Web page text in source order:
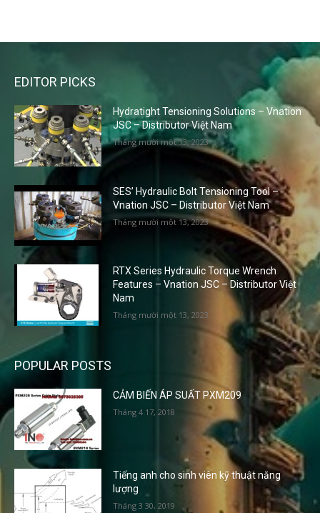
EDITOR PICKS
Hydratight Tensioning Solutions – Vnation
JSC – Distributor Việt Nam
Tháng mười một 13, 2023
SES’ Hydraulic Bolt Tensioning Tool –
Vnation JSC – Distributor Việt Nam
Tháng mười một 13, 2023
RTX Series Hydraulic Torque Wrench
Features – Vnation JSC – Distributor Việt
Nam
Tháng mười một 13, 2023
POPULAR POSTS
CẢM BIẾN ÁP SUẤT PXM209
Tháng 4 17, 2018
Tiếng anh cho sinh viên kỹ thuật năng
lượng
Tháng 3 30, 2019